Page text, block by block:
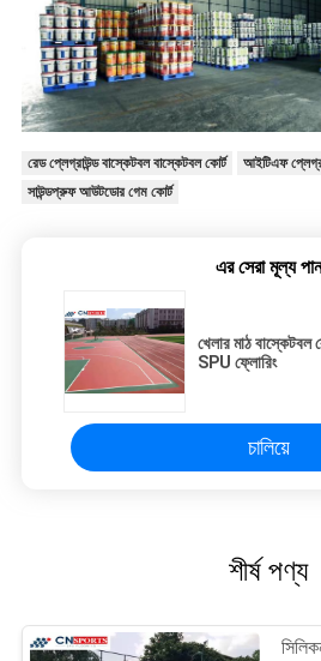
রেড প্লেগ্রাউন্ড বাস্কেটবল বাস্কেটবল কোর্ট
আইটিএফ
সাউন্ডপ্রুফ আউটডোর গেম কোর্ট
এর সেরা মূল্য পান
খেলার মাঠ বাস্কেটবল
SPU ফ্লোরিং
চালিয়ে
শীর্ষ পণ্য